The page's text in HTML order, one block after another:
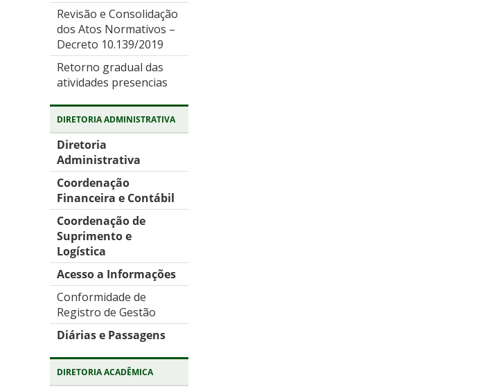
Revisão e Consolidação
dos Atos Normativos –
Decreto 10.139/2019
Retorno gradual das
atividades presencias
DIRETORIA ADMINISTRATIVA
Diretoria
Administrativa
Coordenação
Financeira e Contábil
Coordenação de
Suprimento e
Logística
Acesso a Informações
Conformidade de
Registro de Gestão
Diárias e Passagens
DIRETORIA ACADÊMICA